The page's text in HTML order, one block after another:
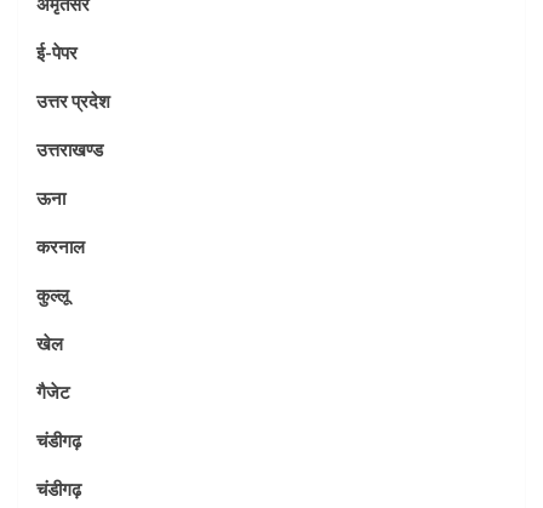
ई-पेपर
उत्तर प्रदेश
उत्तराखण्ड
ऊना
करनाल
कुल्लू
खेल
गैजेट
चंडीगढ़
चंडीगढ़